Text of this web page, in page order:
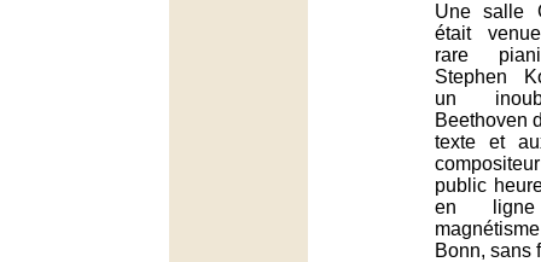
Une salle
était
rare
Stephen
un
Beethoven
texte et
public
en
Bonn, sans